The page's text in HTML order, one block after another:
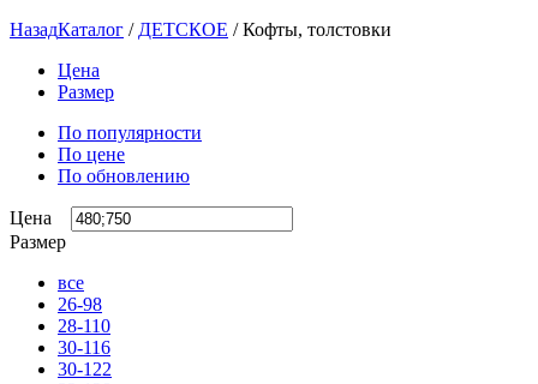
НазадКаталог / ДЕТСКОЕ /Кофты, толстовки
Цена
Размер
По популярности
По цене
По обновлению
Цена
Размер
все
26-98
28-110
30-116
30-122